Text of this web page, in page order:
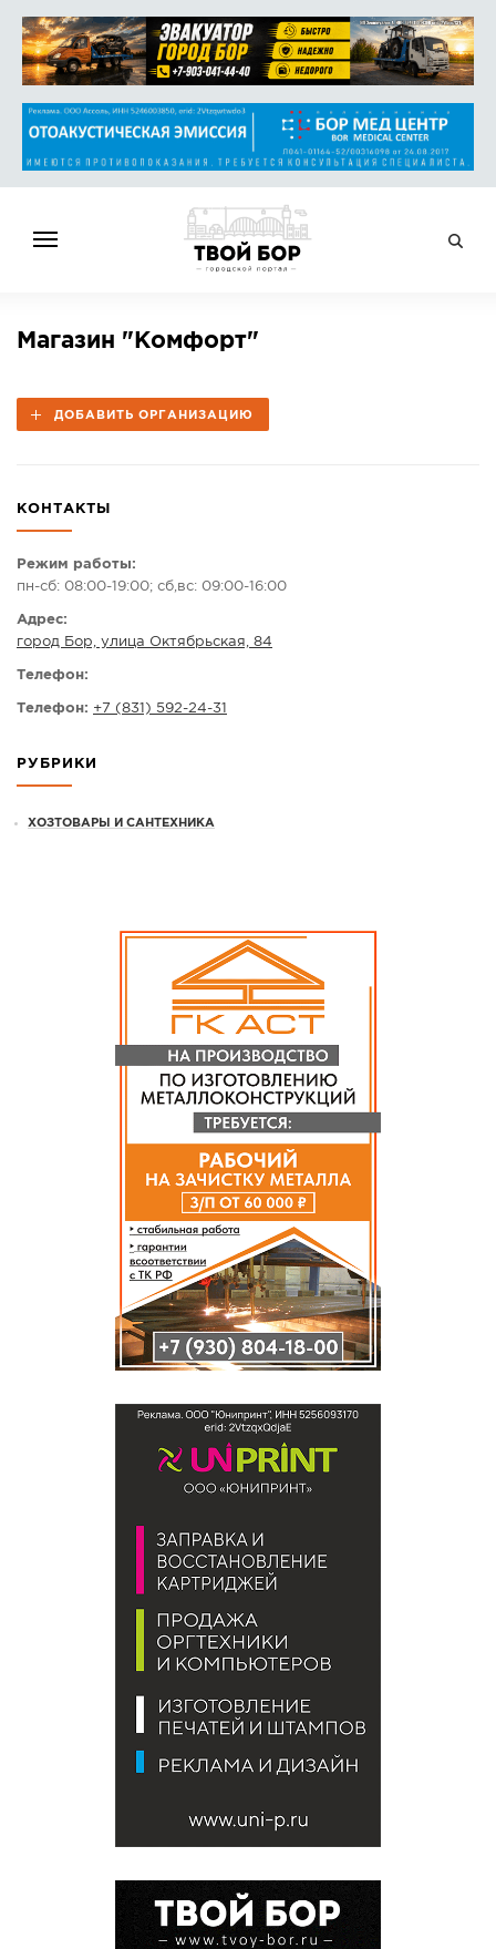
НОВОСТИ
ОБЪЯВЛЕНИЯ
КАМЕРЫ
КОНКУРСЫ
ПРЕДЛОЖИТЬ НОВОСТЬ
Магазин "Комфорт"
ДОБАВИТЬ ОРГАНИЗАЦИЮ
КОНТАКТЫ
Режим работы:
пн-сб: 08:00-19:00; сб,вс: 09:00-16:00
Адрес:
город Бор, улица Октябрьская, 84
Телефон:
Телефон: +7 (831) 592-24-31
РУБРИКИ
ХОЗТОВАРЫ И САНТЕХНИКА